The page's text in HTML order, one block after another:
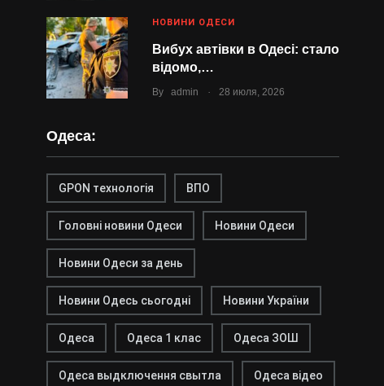
НОВИНИ ОДЕСИ
Вибух автівки в Одесі: стало
відомо,…
By admin . 28 июля, 2026
Одеса:
GPON технологія ВПО
Головні новини Одеси Новини Одеси
Новини Одеси за день
Новини Одесь сьогодні Новини України
Одеса Одеса 1 клас Одеса ЗОШ
Одеса выдключення свытла Одеса відео